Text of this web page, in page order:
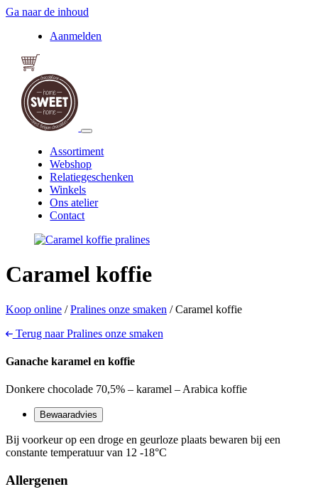
Ga naar de inhoud
Aanmelden
Assortiment
Webshop
Relatiegeschenken
Winkels
Ons atelier
Contact
Caramel koffie
Koop online /Pralines onze smaken /Caramel koffie
Terug naar Pralines onze smaken
Ganache karamel en koffie
Donkere chocolade 70,5% – karamel – Arabica koffie
Bewaaradvies
Bij voorkeur op een droge en geurloze plaats bewaren bij een
constante temperatuur van 12 -18°C
Allergenen